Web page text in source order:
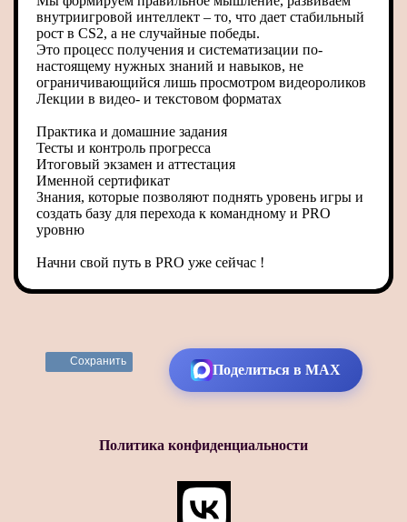
внутриигровой интеллект – то, что дает стабильный
рост в CS2, а не случайные победы.
Это процесс получения и систематизации по-
настоящему нужных знаний и навыков, не
ограничивающийся лишь просмотром видеороликов
Лекции в видео- и текстовом форматах
Практика и домашние задания
Тесты и контроль прогресса
Итоговый экзамен и аттестация
Именной сертификат
Знания, которые позволяют поднять уровень игры и
создать базу для перехода к командному и PRO
уровню
Начни свой путь в PRO уже сейчас !
Сохранить
Поделиться в MAX
Политика конфиденциальности